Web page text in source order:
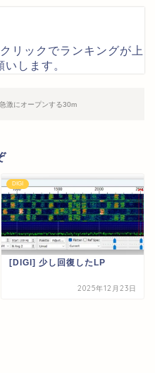
リックでランキングが上
します。
激にオープンする30m
DIGI
[DIGI] 少し回復したLP
2025年12月23日